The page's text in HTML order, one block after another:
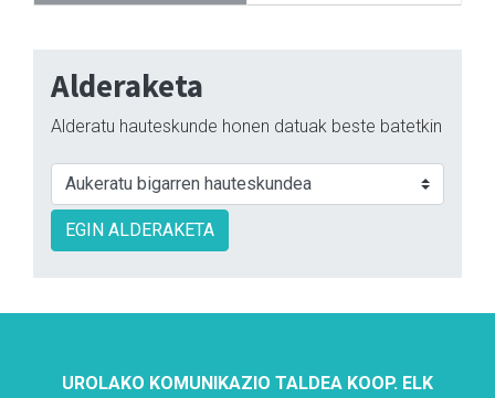
Alderaketa
Alderatu hauteskunde honen datuak beste batetkin
EGIN ALDERAKETA
UROLAKO KOMUNIKAZIO TALDEA KOOP. ELK